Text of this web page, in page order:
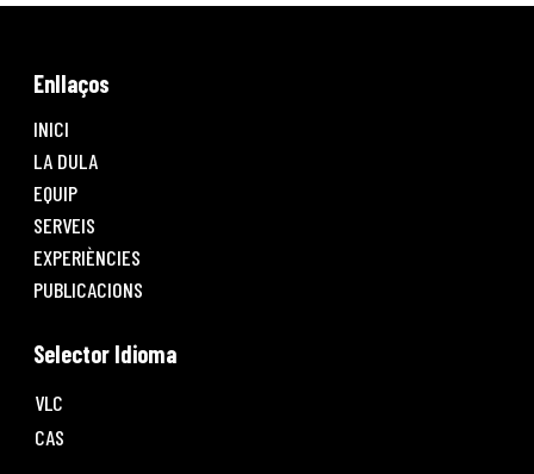
Enllaços
INICI
LA DULA
EQUIP
SERVEIS
EXPERIÈNCIES
PUBLICACIONS
Selector Idioma
VLC
CAS